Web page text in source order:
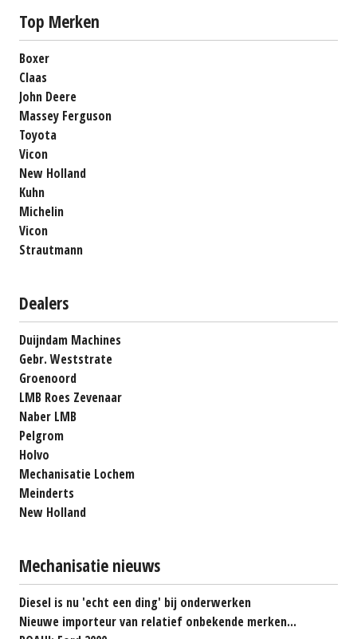
Top Merken
Boxer
Claas
John Deere
Massey Ferguson
Toyota
Vicon
New Holland
Kuhn
Michelin
Vicon
Strautmann
Dealers
Duijndam Machines
Gebr. Weststrate
Groenoord
LMB Roes Zevenaar
Naber LMB
Pelgrom
Holvo
Mechanisatie Lochem
Meinderts
New Holland
Mechanisatie nieuws
Diesel is nu 'echt een ding' bij onderwerken
Nieuwe importeur van relatief onbekende merken...